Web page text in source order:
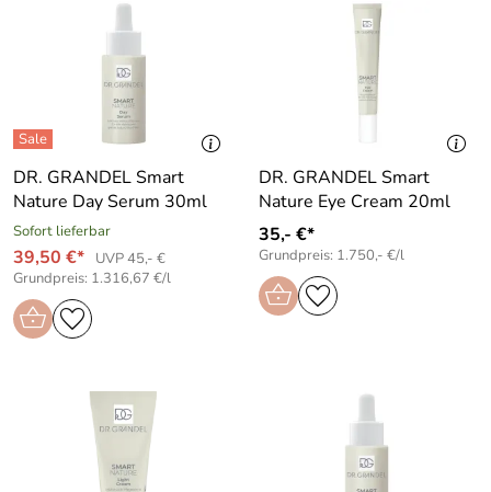
DR. GRANDEL Smart
Nature Day Serum 30ml
Sofort lieferbar
39,50 €*
UVP 45,- €
Grundpreis: 1.316,67 €/l
DR. GRANDEL Smart
Nature Eye Cream 20ml
35,- €*
Grundpreis: 1.750,- €/l